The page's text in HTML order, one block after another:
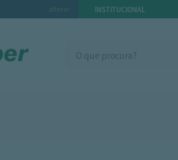
alterar INSTITUCIONAL